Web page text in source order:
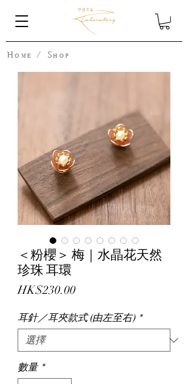
Home / Shop
＜粉櫻＞ 梅｜水晶花天然
珍珠 耳環
HK$230.00價
耳針／耳夾款式 (由左至右) *
數量 *